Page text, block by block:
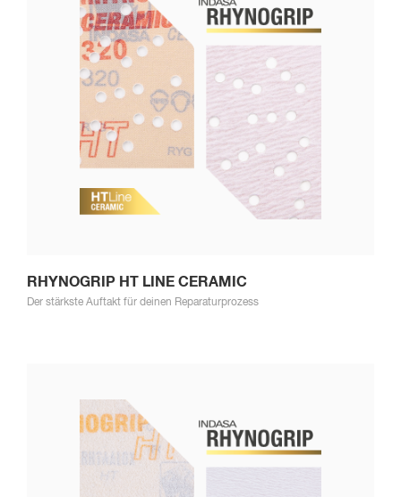
RHYNOGRIP HT LINE CERAMIC
Der stärkste Auftakt für deinen Reparaturprozess